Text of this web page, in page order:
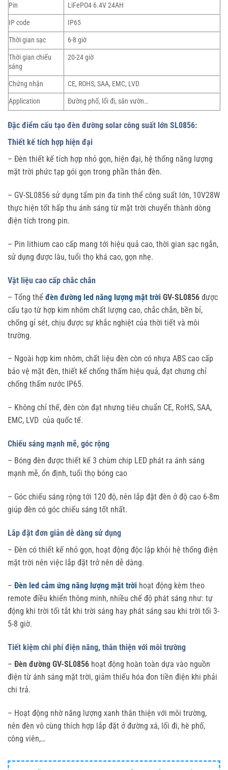
Pin
LiFePO4 6.4V 24AH
IP code
IP65
Thời gian sạc
6-8 giờ
Thời gian chiếu
sáng
20-24 giờ
Chứng nhận
CE, ROHS, SAA, EMC, LVD
Application
Đường phố, lối đi, sân vườn…
Đặc điểm cấu tạo đèn đường solar công suất lớn SL0856:
Thiết kế tích hợp hiện đại
– Đèn thiết kế tích hợp nhỏ gọn, hiện đại, hệ thống năng lượng
mặt trời phức tạp gói gọn trong phần thân đèn.
– GV-SL0856 sử dụng tấm pin đa tinh thể công suất lớn, 10V28W
thực hiện tốt hấp thu ánh sáng từ mặt trời chuyển thành dòng
điện tích trong pin.
– Pin lithium cao cấp mang tới hiệu quả cao, thời gian sạc ngắn,
sử dụng được lâu, tuổi thọ khá cao, gọn nhẹ.
Vật liệu cao cấp chắc chắn
– Tổng thể đèn đường led năng lượng mặt trời GV-SL0856 được
cấu tạo từ hợp kim nhôm chất lượng cao, chắc chắn, bền bỉ,
chống gỉ sét, chịu được sự khắc nghiệt của thời tiết và môi
trường.
– Ngoài hợp kim nhôm, chất liệu đèn còn có nhựa ABS cao cấp
bảo vệ mặt đèn, thiết kế chống thấm hiệu quả, đạt chưng chỉ
chống thấm nước IP65.
– Không chỉ thế, đèn còn đạt nhưng tiêu chuẩn CE, RoHS, SAA,
EMC, LVD của quốc tế.
Chiếu sáng mạnh mẽ, góc rộng
– Bóng đèn được thiết kế 3 chùm chip LED phát ra ánh sáng
mạnh mẽ, ổn định, tuổi thọ bóng cao
– Góc chiếu sáng rộng tới 120 độ, nên lắp đặt đèn ở độ cao 6-8m
giúp đèn có góc chiếu sáng tốt nhất.
Lắp đặt đơn giản dễ dàng sử dụng
– Đèn có thiết kế nhỏ gọn, hoạt động độc lập khỏi hệ thống điện
mặt trời nên việc lắp đặt trở nên dễ dàng.
– Đèn led cảm ứng năng lượng mặt trời hoạt động kèm theo
remote điều khiển thông minh, nhiều chế độ phát sáng như: tự
động khi trời tối tắt khi trời sáng hay phát sáng sau khi trời tối 3-
5-8 giờ.
Tiết kiệm chi phí điện năng, thân thiện với môi trường
– Đèn đường GV-SL0856 hoạt động hoàn toàn dựa vào nguồn
điện từ ánh sáng mặt trời, giảm thiếu hóa đon tiền điện khi phải
chi trả.
– Hoạt động nhờ năng lượng xanh thân thiện với môi trường,
nên đèn vô cùng thích hợp lắp đặt ở đường xá, lối đi, hè phố,
công viên,…